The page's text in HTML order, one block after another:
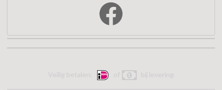
Veilig betalen: of bij levering